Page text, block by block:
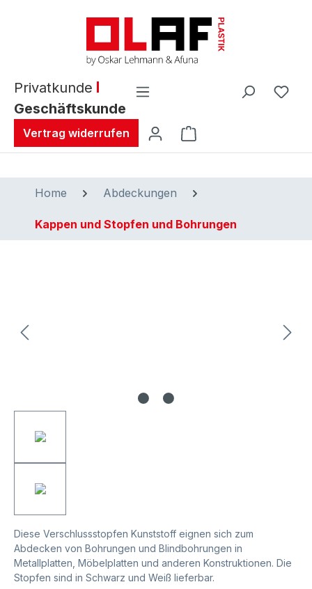
Privatkunde
Geschäftskunde
Vertrag widerrufen Warenkorb enthält
Home Abdeckungen
Kappen und Stopfen und Bohrungen
Diese Verschlussstopfen Kunststoff eignen sich zum
Abdecken von Bohrungen und Blindbohrungen in
Metallplatten, Möbelplatten und anderen Konstruktionen. Die
Stopfen sind in Schwarz und Weiß lieferbar.